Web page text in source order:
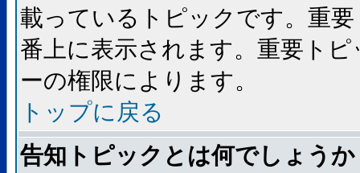
載っているトピックです。重
番上に表示されます。重要ト
ーの権限によります。
トップに戻る
告知トピックとは何でしょうか